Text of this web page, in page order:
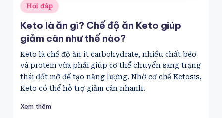
Posted
in
Hỏi đáp
Keto là ăn gì? Chế độ ăn Keto giúp
giảm cân như thế nào?
Keto là chế độ ăn ít carbohydrate, nhiều chất béo
và protein vừa phải giúp cơ thể chuyển sang trạng
thái đốt mỡ để tạo năng lượng. Nhờ cơ chế Ketosis,
Keto có thể hỗ trợ giảm cân nhanh.
Xem thêm